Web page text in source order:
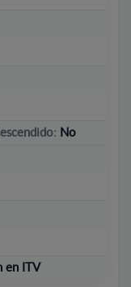
No
en ITV